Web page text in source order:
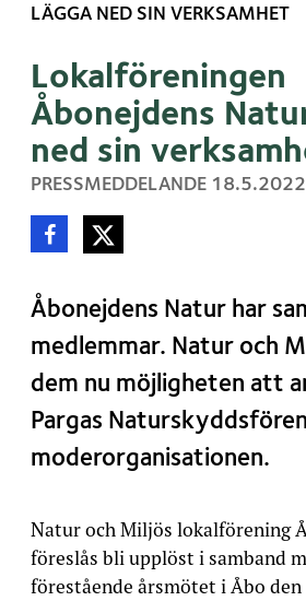
LÄGGA NED SIN VERKSAMHET
Lokalföreningen
Åbonejdens
ned sin
PRESSMEDDELANDE ,18.5.2022
Dela denna sida
Dela på Facebook
Dela på Twitter
Åbonejdens Natur har
medlemmar. Natur och
dem nu möjligheten att
Pargas
moderorganisationen.
Natur och Miljös lokalförening
föreslås bli upplöst i samband
förestående årsmötet i Åbo den